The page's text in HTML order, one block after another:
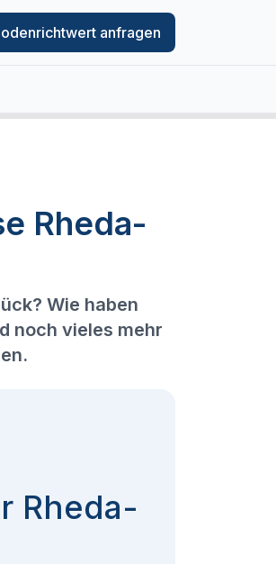
anfragen
Rheda-
Wie haben
noch vieles mehr
Rheda-